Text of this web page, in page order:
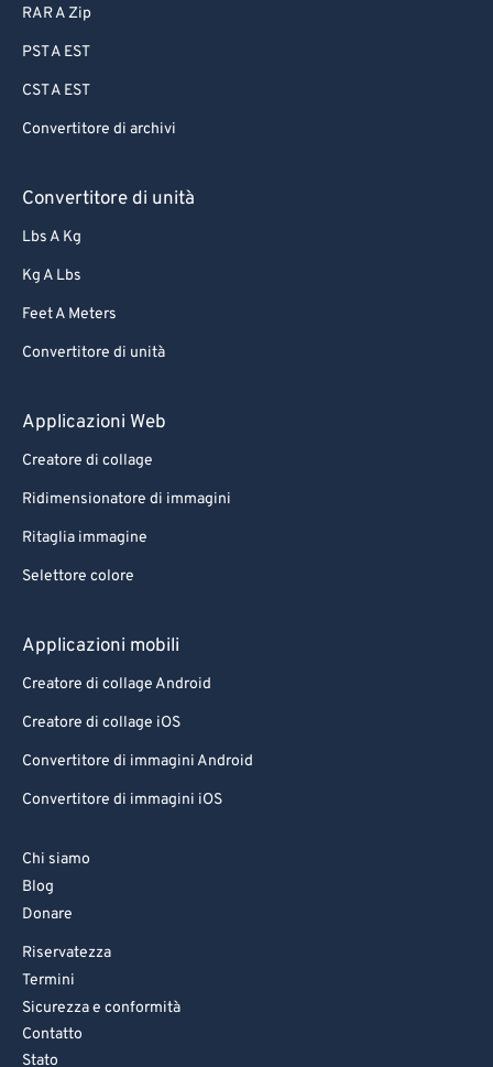
RAR A Zip
PST A EST
CST A EST
Convertitore di archivi
Convertitore di unità
Lbs A Kg
Kg A Lbs
Feet A Meters
Convertitore di unità
Applicazioni Web
Creatore di collage
Ridimensionatore di immagini
Ritaglia immagine
Selettore colore
Applicazioni mobili
Creatore di collage Android
Creatore di collage iOS
Convertitore di immagini Android
Convertitore di immagini iOS
Chi siamo
Blog
Donare
Riservatezza
Termini
Sicurezza e conformità
Contatto
Stato